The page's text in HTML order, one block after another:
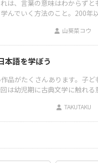
は、言葉の意味はわからずと
んでいく方法のこと。200年
山葵菜コウ
本語を学ぼう
品がたくさんあります。子ど
は幼児期に古典文学に触れる
TAKUTAKU